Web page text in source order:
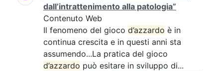
dall’intrattenimento alla patologia”
Contenuto Web
Il fenomeno del gioco d’azzardo è in
continua crescita e in questi anni sta
assumendo...La pratica del gioco
d’azzardo può esitare in sviluppo di...